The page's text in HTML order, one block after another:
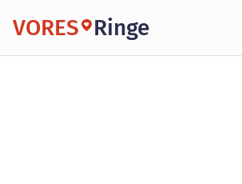
VORES Ringe